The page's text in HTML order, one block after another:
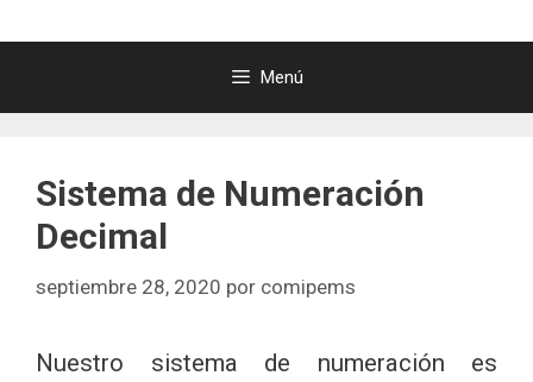
Menú
Sistema de Numeración
Decimal
septiembre 28, 2020 por comipems
Nuestro sistema de numeración es